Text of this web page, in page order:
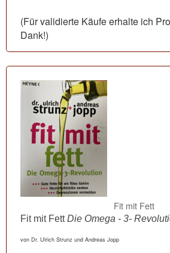
(Für validierte Käufe erhalte ich
Dank!)
Fit mit Fett
Fit mit FettDie Omega - 3-
von Dr. Ulrich Strunz und Andreas Jopp